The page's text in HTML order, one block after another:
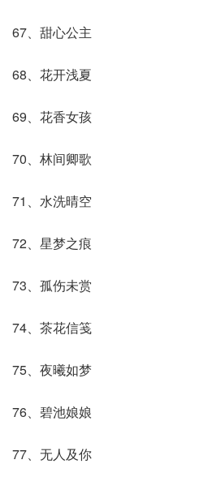
67、甜心公主
68、花开浅夏
69、花香女孩
70、林间卿歌
71、水洗晴空
72、星梦之痕
73、孤伤未赏
74、茶花信笺
75、夜曦如梦
76、碧池娘娘
77、无人及你